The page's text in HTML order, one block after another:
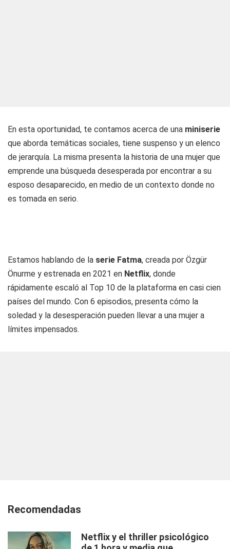
En esta oportunidad, te contamos acerca de una miniserie
que aborda temáticas sociales, tiene suspenso y un elenco
de jerarquía. La misma presenta la historia de una mujer que
emprende una búsqueda desesperada por encontrar a su
esposo desaparecido, en medio de un contexto donde no
es tomada en serio.
Estamos hablando de la serie Fatma, creada por Özgür
Önurme y estrenada en 2021 en Netflix, donde
rápidamente escaló al Top 10 de la plataforma en casi cien
países del mundo. Con 6 episodios, presenta cómo la
soledad y la desesperación pueden llevar a una mujer a
límites impensados.
Recomendadas
Netflix y el thriller psicológico